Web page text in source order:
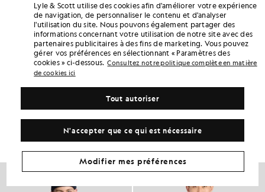
Gagnez le double de points ! Cumulez des
points «240» grâce à cet achat.
6 points = 1,00 £GB
S'INSCRIRE
DÉTAILS DU PRODUIT
ADAPTATION DU PRODUIT
COMPOSITION ET ENTRETIEN
Adoptez ce look
Composez une tenue complète avec des pièces raffinées, conçues
NOUVEAUTÉS
Lyle & Scott utilise des cookies afin d'améliorer votre expérience
de navigation, de personnaliser le contenu et d'analyser
l'utilisation du site. Nous pouvons également partager des
informations concernant votre utilisation de notre site avec des
partenaires publicitaires à des fins de marketing. Vous pouvez
gérer vos préférences en sélectionnant « Paramètres des
cookies » ci-dessous. Consultez notre politique complète en matière
de cookies ici
N'accepter que ce qui est nécessaire
Tout autoriser
Modifier mes préférences